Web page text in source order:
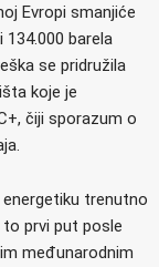
Evropi smanjiće
134.000 barela
se pridružila
koje je
čiji sporazum o
trenutno
to prvi put posle
međunarodnim